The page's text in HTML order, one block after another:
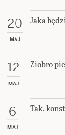
20
MAJ
Jaka
12
MAJ
Ziobro
6
MAJ
Tak,